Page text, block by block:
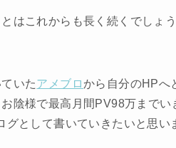
とはこれからも長く続くでしょ
いたアメブロから自分のHPへ
陰様で最高月間PV98万まで
として書いていきたいと思い